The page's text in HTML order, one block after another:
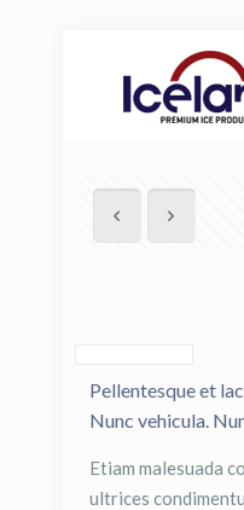
Pellentesque et
Nunc vehicula.
Etiam malesuada
ultrices